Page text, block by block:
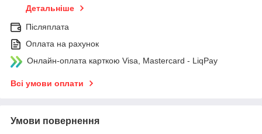
Детальніше
Післяплата
Оплата на рахунок
Онлайн-оплата карткою Visa, Mastercard - LiqPay
Всі умови оплати
Умови повернення